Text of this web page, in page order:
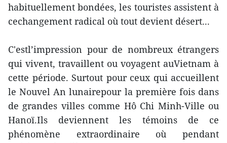
habituellement bondées, les touristes assistent à
cechangement radical où tout devient désert...
C'estl’impression pour de nombreux étrangers
qui vivent, travaillent ou voyagent auVietnam à
cette période. Surtout pour ceux qui accueillent
le Nouvel An lunairepour la première fois dans
de grandes villes comme Hô Chi Minh-Ville ou
Hanoï.Ils deviennent les témoins de ce
phénomène extraordinaire où pendant